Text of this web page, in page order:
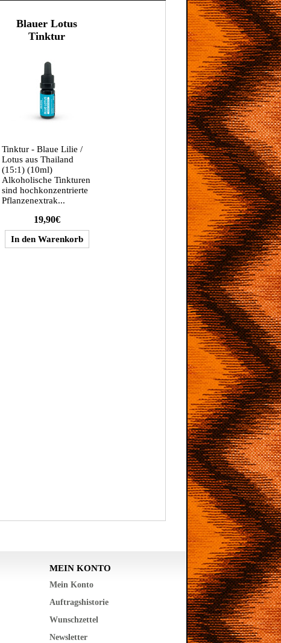
Blauer Lotus
Tinktur
Tinktur - Blaue Lilie /
Lotus aus Thailand
(15:1) (10ml)
Alkoholische Tinkturen
sind hochkonzentrierte
Pflanzenextrak...
19,90€
MEIN KONTO
Mein Konto
Auftragshistorie
Wunschzettel
Newsletter